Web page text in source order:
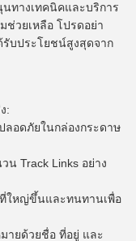
ทางเทคนิคและบริการ
ช่วยเหลือ โปรดอย่า
รับประโยชน์สูงสุดจาก
:
ลอดภัยในกล่องกระดาษ
Track Links อย่าง
ใหญ่ขึ้นและทนทานเพื่อ
ายด้วยชื่อ ที่อยู่ และ